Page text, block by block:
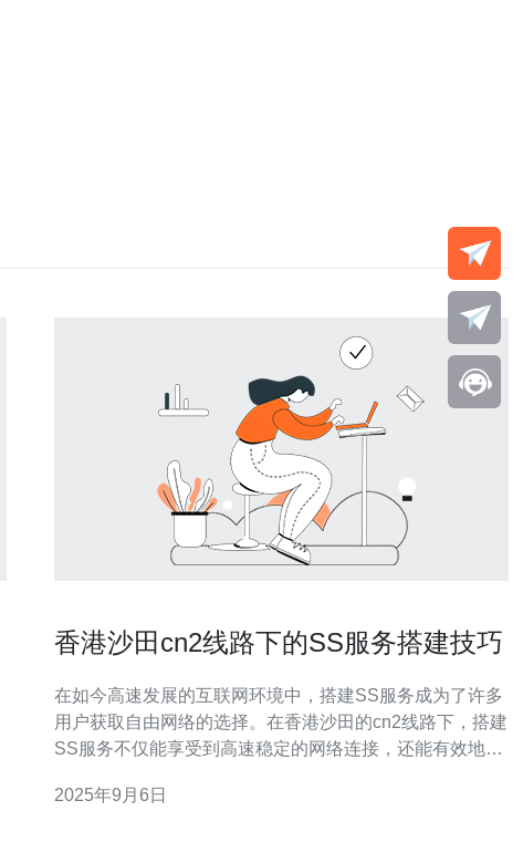
香港沙田cn2线路下的SS服务搭建技巧
在如今高速发展的互联网环境中，搭建SS服务成为了许多
用户获取自由网络的选择。在香港沙田的cn2线路下，搭建
SS服务不仅能享受到高速稳定的网络连接，还能有效地保
建SS服务的技巧和注意事项。 在哪里搭建SS服务？ 在香
2025年9月6日